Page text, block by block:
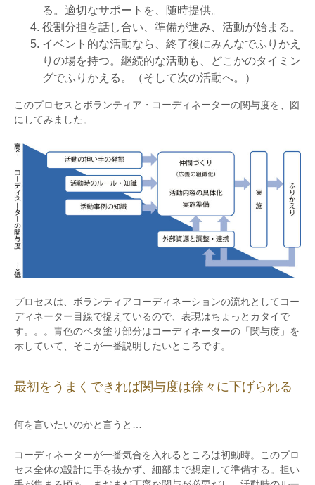
る。適切なサポートを、随時提供。
役割分担を話し合い、準備が進み、活動が始まる。
イベント的な活動なら、終了後にみんなでふりかえ
りの場を持つ。継続的な活動も、どこかのタイミン
グでふりかえる。（そして次の活動へ。）
このプロセスとボランティア・コーディネーターの関与度を、図
にしてみました。
プロセスは、ボランティアコーディネーションの流れとしてコー
ディネーター目線で捉えているので、表現はちょっとカタイで
す。。。青色のベタ塗り部分はコーディネーターの「関与度」を
示していて、そこが一番説明したいところです。
最初をうまくできれば関与度は徐々に下げられる
何を言いたいのかと言うと…
コーディネーターが一番気合を入れるところは初動時。このプロ
セス全体の設計に手を抜かず、細部まで想定して準備する。担い